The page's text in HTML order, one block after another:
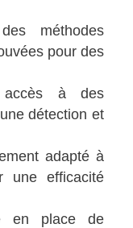
méthodes
pour des
accès à des
détection et
adapté à
une efficacité
en place de